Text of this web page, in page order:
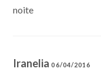
noite
Iranelia06/04/2016